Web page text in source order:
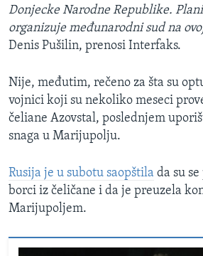
Donjecke Narodne Republike.
organizuje međunarodni sud na
Denis Pušilin, prenosi Interfaks.
Nije, međutim, rečeno za šta su
vojnici koji su nekoliko meseci
čeliane Azovstal, poslednjem
snaga u Marijupolju.
Rusija je u subotu saopštila da su
borci iz čeličane i da je preuzela
Marijupoljem.